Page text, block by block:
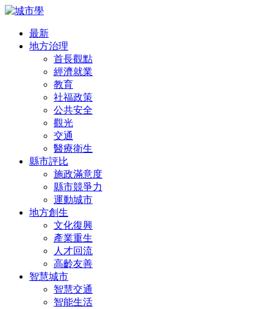
最新
地方治理
首長觀點
經濟就業
教育
社福政策
公共安全
觀光
交通
醫療衛生
縣市評比
施政滿意度
縣市競爭力
運動城市
地方創生
文化復興
產業重生
人才回流
高齡友善
智慧城市
智慧交通
智能生活